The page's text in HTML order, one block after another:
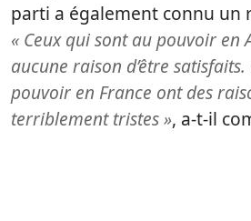
parti a également connu un
« Ceux qui sont au pouvoir en
aucune raison d’être
pouvoir en France ont des
terriblement tristes », a-t-il